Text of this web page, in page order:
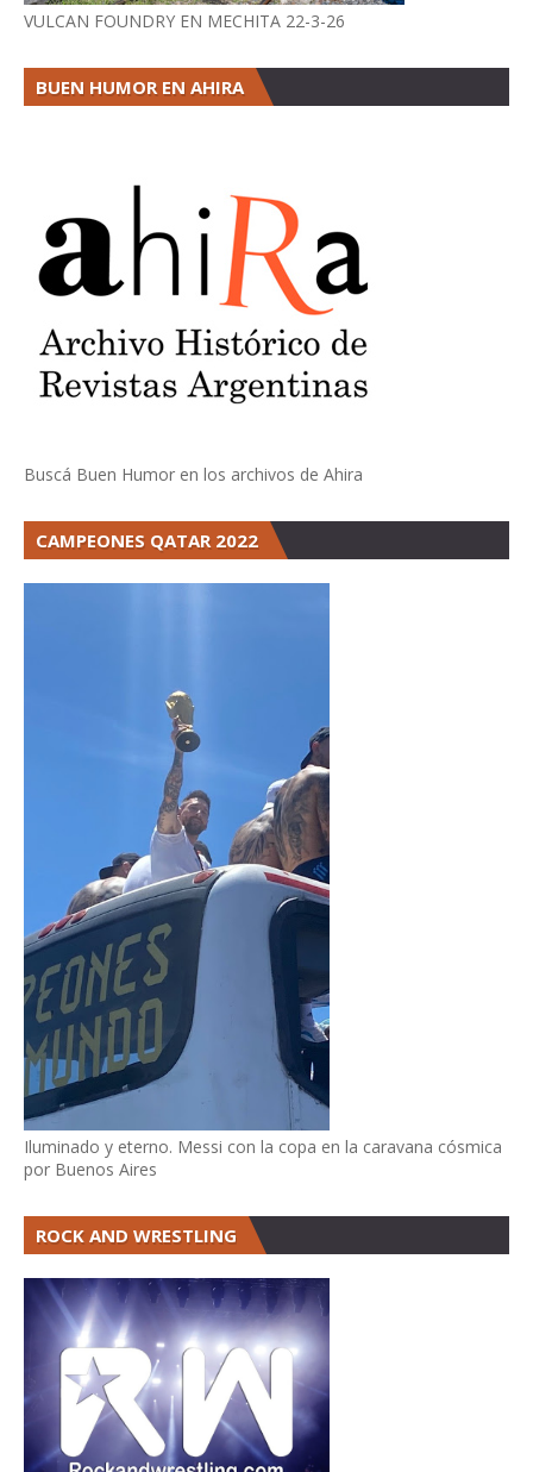
VULCAN FOUNDRY EN MECHITA 22-3-26
BUEN HUMOR EN AHIRA
Buscá Buen Humor en los archivos de Ahira
CAMPEONES QATAR 2022
Iluminado y eterno. Messi con la copa en la caravana cósmica
por Buenos Aires
ROCK AND WRESTLING